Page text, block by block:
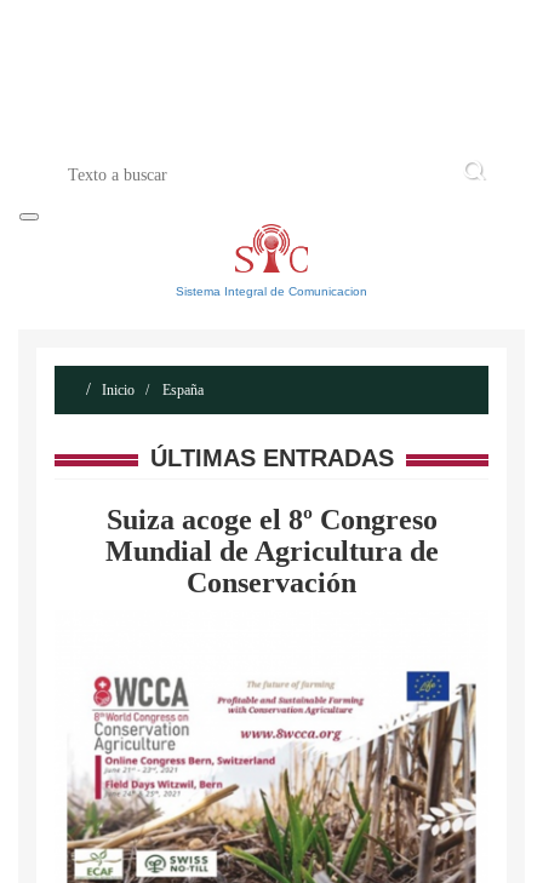
Sistema Integral de Comunicacion
Inicio España
ÚLTIMAS ENTRADAS
Suiza acoge el 8º Congreso
Mundial de Agricultura de
Conservación